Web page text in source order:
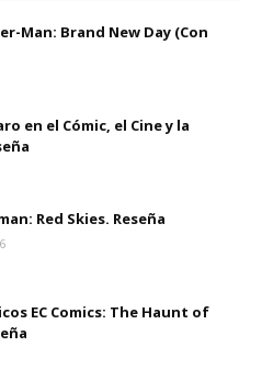
Man: Brand New Day (Con
en el Cómic, el Cine y la
Red Skies. Reseña
EC Comics: The Haunt of